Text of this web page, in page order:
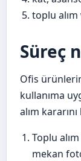
toplu alım
Süreç
Ofis
kullanıma
alım kararını
Toplu
mekan